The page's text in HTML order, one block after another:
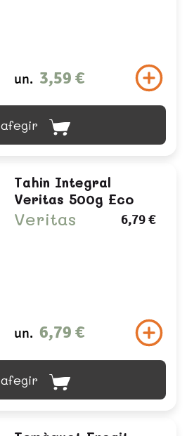
un. 3,59 €
afegir
Tahin Integral
Veritas 500g Eco
Veritas 6,79 €
un. 6,79 €
afegir